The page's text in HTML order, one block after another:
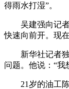
得雨水打湿”。
吴建强向记者
快速向前开。现
新华社记者独
问题。他说：“我
21岁的油工陈